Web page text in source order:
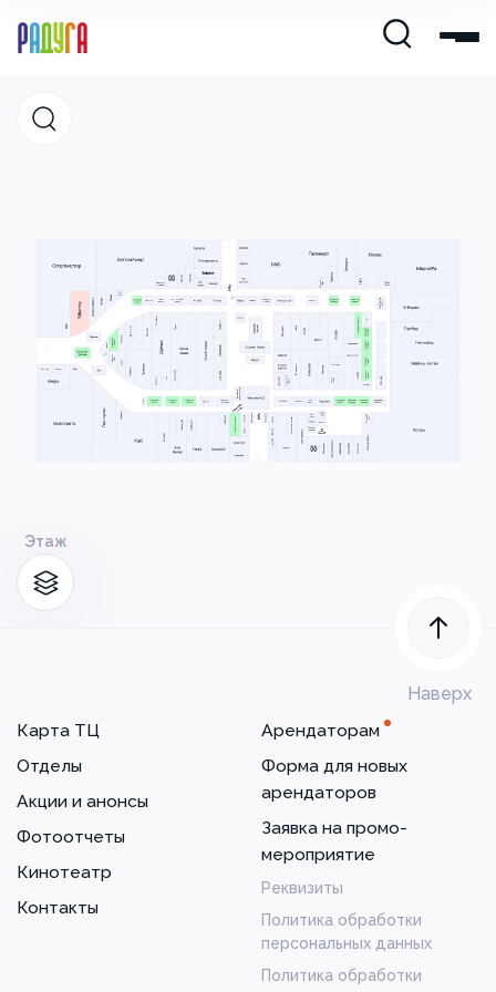
Развлечения и кино
Услуги и сервис
Свободная площадь
Этаж
Наверх
Карта ТЦ
Отделы
Акции и анонсы
Фотоотчеты
Кинотеатр
Контакты
Арендаторам
Форма для новых
арендаторов
Заявка на промо-
мероприятие
Реквизиты
Политика обработки
персональных данных
Политика обработки